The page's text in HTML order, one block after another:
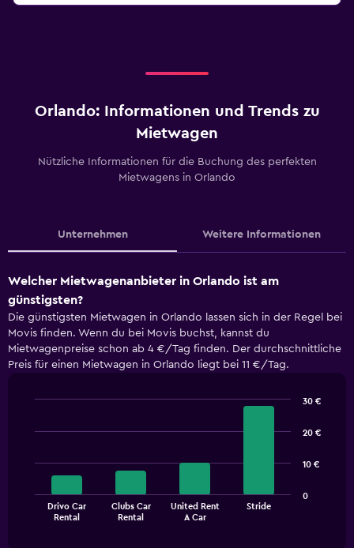
Orlando: Informationen und Trends zu
Mietwagen
Nützliche Informationen für die Buchung des perfekten
Mietwagens in Orlando
Unternehmen Weitere Informationen
Welcher Mietwagenanbieter in Orlando ist am
günstigsten?
Die günstigsten Mietwagen in Orlando lassen sich in der Regel bei
Movis finden. Wenn du bei Movis buchst, kannst du
Mietwagenpreise schon ab 4 €/Tag finden. Der durchschnittliche
Preis für einen Mietwagen in Orlando liegt bei 11 €/Tag.
bars.
The
chartDrivo Car
Rental
Clubs Car
Rental
United Rent
A Car
Stride
0
10 €
20 €
30 €